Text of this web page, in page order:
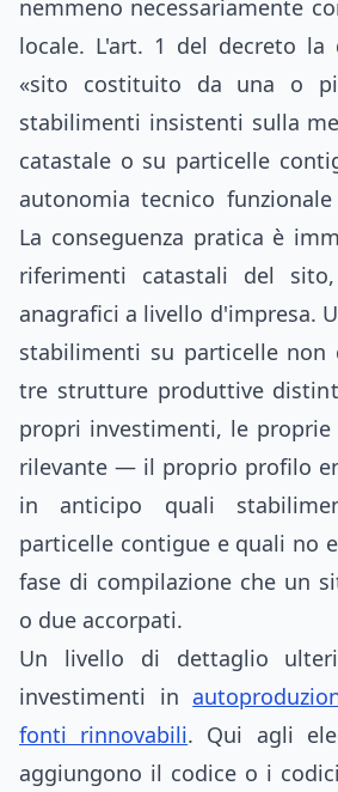
nemmeno necessariamente
locale. L'art. 1 del decreto la
«sito costituito da una o
stabilimenti insistenti sulla
catastale o su particelle
autonomia tecnico funzionale
La conseguenza pratica è
riferimenti catastali del
anagrafici a livello d'impresa.
stabilimenti su particelle non
tre strutture produttive
propri investimenti, le
rilevante — il proprio profilo
in anticipo quali
particelle contigue e quali no
fase di compilazione che un
o due accorpati.
Un livello di dettaglio
investimenti in
fonti rinnovabili. Qui agli
aggiungono il codice o i